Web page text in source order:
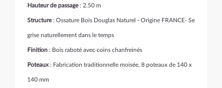
Hauteur de passage: 2.50 m
Structure: Ossature Bois Douglas Naturel - Origine FRANCE- Se
grise naturellement dans le temps
Finition : Bois raboté avec coins chanfreinés
Poteaux: Fabrication traditionnelle moisée, 8 poteaux de 140 x
140 mm